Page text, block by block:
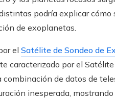
podría explicar cómo
de exoplanetas.
el Satélite de Sondeo de
caracterizado por el
combinación de datos de
inesperada,